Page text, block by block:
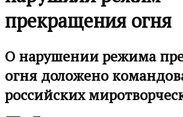
прекращения огня
О нарушении режима
огня доложено
российских